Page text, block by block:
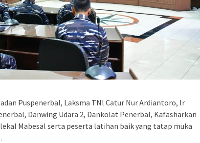
Puspenerbal, Laksma TNl Catur Nur Ardiantoro, Ir
Danwing Udara 2, Dankolat Penerbal, Kafasharkan
Mabesal serta peserta latihan baik yang tatap muka